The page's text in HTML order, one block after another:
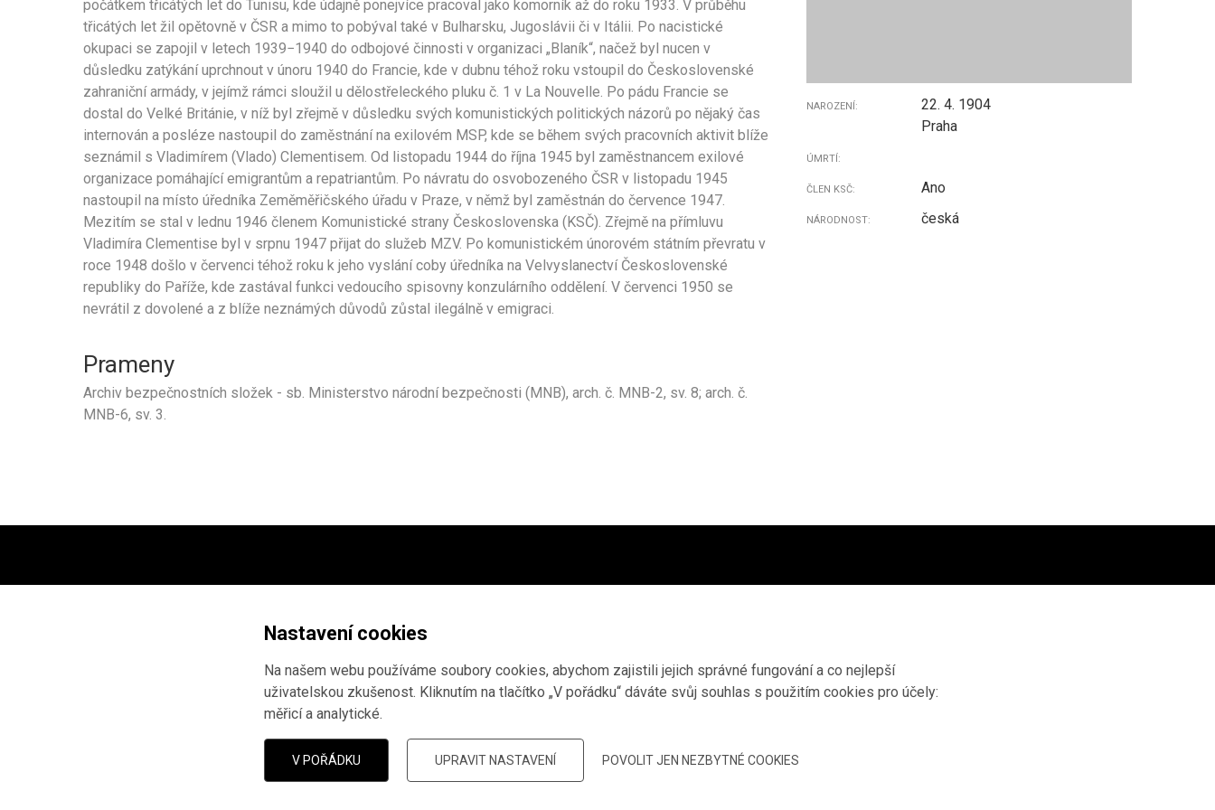
Nastavení cookies
Na našem webu používáme soubory cookies, abychom zajistili jejich správné fungování a co nejlepší
uživatelskou zkušenost. Kliknutím na tlačítko „V pořádku“ dáváte svůj souhlas s použitím cookies pro účely:
měřicí a analytické.
V POŘÁDKU UPRAVIT NASTAVENÍ POVOLIT JEN NEZBYTNÉ COOKIES
počátkem třicátých let do Tunisu, kde údajně ponejvíce pracoval jako komorník až do roku 1933. V průběhu
třicátých let žil opětovně v ČSR a mimo to pobýval také v Bulharsku, Jugoslávii či v Itálii. Po nacistické
okupaci se zapojil v letech 1939−1940 do odbojové činnosti v organizaci „Blaník“, načež byl nucen v
důsledku zatýkání uprchnout v únoru 1940 do Francie, kde v dubnu téhož roku vstoupil do Československé
zahraniční armády, v jejímž rámci sloužil u dělostřeleckého pluku č. 1 v La Nouvelle. Po pádu Francie se
dostal do Velké Británie, v níž byl zřejmě v důsledku svých komunistických politických názorů po nějaký čas
internován a posléze nastoupil do zaměstnání na exilovém MSP, kde se během svých pracovních aktivit blíže
seznámil s Vladimírem (Vlado) Clementisem. Od listopadu 1944 do října 1945 byl zaměstnancem exilové
organizace pomáhající emigrantům a repatriantům. Po návratu do osvobozeného ČSR v listopadu 1945
nastoupil na místo úředníka Zeměměřičského úřadu v Praze, v němž byl zaměstnán do července 1947.
Mezitím se stal v lednu 1946 členem Komunistické strany Československa (KSČ). Zřejmě na přímluvu
Vladimíra Clementise byl v srpnu 1947 přijat do služeb MZV. Po komunistickém únorovém státním převratu v
roce 1948 došlo v červenci téhož roku k jeho vyslání coby úředníka na Velvyslanectví Československé
republiky do Paříže, kde zastával funkci vedoucího spisovny konzulárního oddělení. V červenci 1950 se
nevrátil z dovolené a z blíže neznámých důvodů zůstal ilegálně v emigraci.
Prameny
Archiv bezpečnostních složek - sb. Ministerstvo národní bezpečnosti (MNB), arch. č. MNB-2, sv. 8; arch. č.
MNB-6, sv. 3.
NAROZENÍ:
22. 4. 1904
Praha
ÚMRTÍ:
ČLEN KSČ: Ano
NÁRODNOST: česká
Marka Janáčea Ústavu pro studium
Vývoj webu:
AnFas
Pokud jste narazili na chybu, děkujeme, že
nám o nídáte vědět.